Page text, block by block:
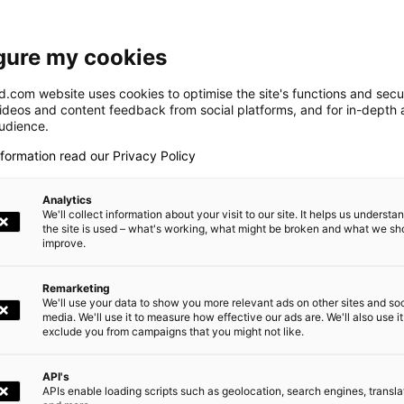
7 novembre 2013 (disponible en anglais
01 août 2013 (disponible en anglais
7 mai 2013 (disponible en anglais
de rémunération variable pluriannuelle
social
Communiqués
Assemblée
Déclarations
Déclaration
Contrat de
Bilan
Bilan
my cookies
website uses cookies to optimise the site's functions and
and content feedback from social platforms, and for in-depth
read our Privacy Policy
Analytics
We'll collect information about your visit to our site. It helps us
the site is used – what's working, what might be broken and what we
improve.
Remarketing
We'll use your data to show you more relevant ads on other sites and
media. We'll use it to measure how effective our ads are. We'll also use
exclude you from campaigns that you might not like.
API's
APIs enable loading scripts such as geolocation, search engines,